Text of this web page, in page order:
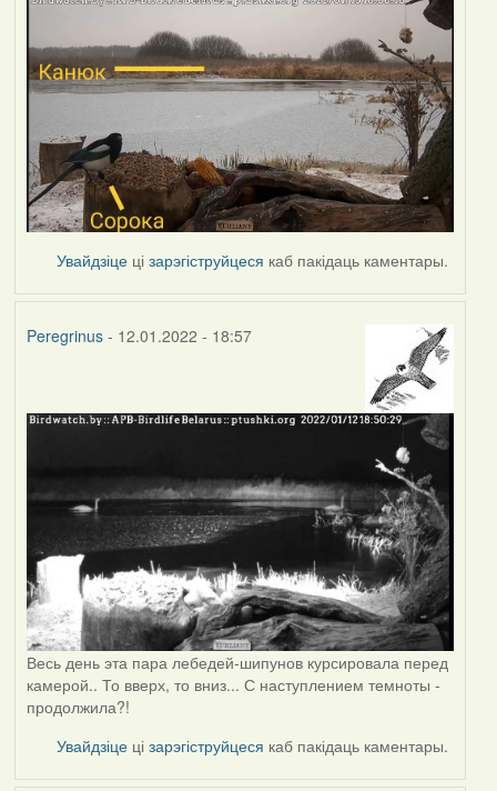
Увайдзіце цізарэгіструйцеся каб пакідаць каментары.
Peregrinus- 12.01.2022 - 18:57
Весь день эта пара лебедей-шипунов курсировала перед
камерой.. То вверх, то вниз... С наступлением темноты -
продолжила?!
Увайдзіце цізарэгіструйцеся каб пакідаць каментары.